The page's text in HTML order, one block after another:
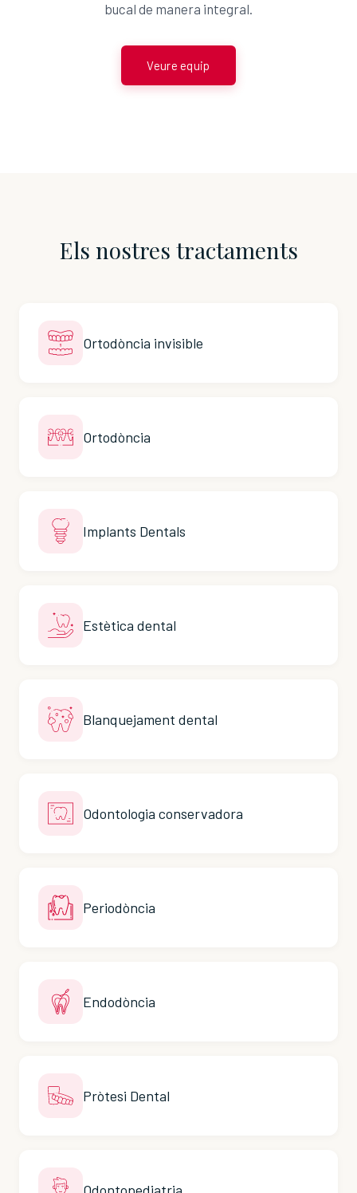
bucal de manera integral.
Veure equip
Els nostres tractaments
Ortodòncia invisible
Ortodòncia
Implants Dentals
Estètica dental
Blanquejament dental
Odontologia conservadora
Periodòncia
Endodòncia
Pròtesi Dental